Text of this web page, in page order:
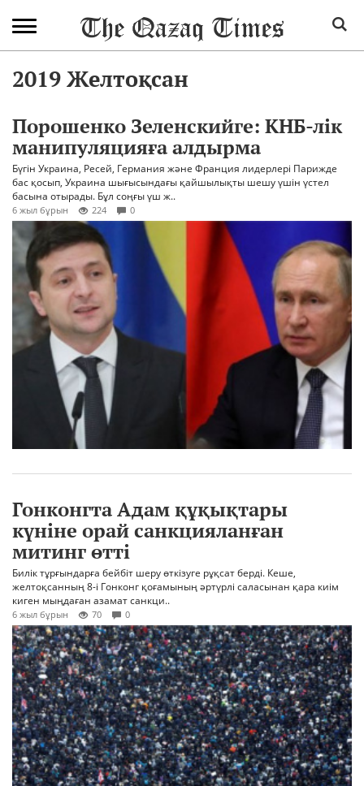
2019 Желтоқсан
Порошенко Зеленскийге: КНБ-лік
манипуляцияға алдырма
Бүгін Украина, Ресей, Германия және Франция лидерлері Парижде
бас қосып, Украина шығысындағы қайшылықты шешу үшін үстел
басына отырады. Бұл соңғы үш ж..
6 жыл бұрын 224 0
Гонконгта Адам құқықтары
күніне орай санкцияланған
митинг өтті
Билік тұрғындарға бейбіт шеру өткізуге рұқсат берді. Кеше,
желтоқсанның 8-і Гонконг қоғамының әртүрлі саласынан қара киім
киген мыңдаған азамат санкци..
6 жыл бұрын 70 0